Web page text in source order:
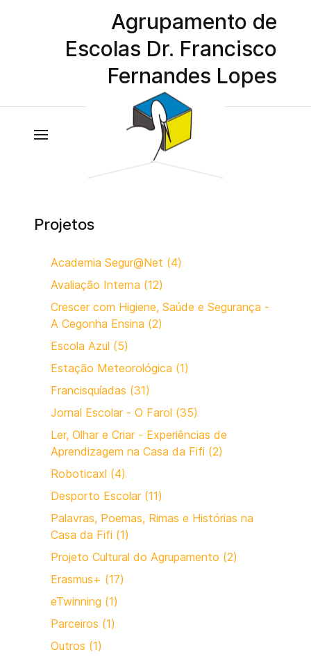
Agrupamento de
Escolas Dr. Francisco
Fernandes Lopes
Projetos
Academia Segur@Net (4)
Avaliação Interna (12)
Crescer com Higiene, Saúde e Segurança -
A Cegonha Ensina (2)
Escola Azul (5)
Estação Meteorológica (1)
Francisquíadas (31)
Jornal Escolar - O Farol (35)
Ler, Olhar e Criar - Experiências de
Aprendizagem na Casa da Fifi (2)
Roboticaxl (4)
Desporto Escolar (11)
Palavras, Poemas, Rimas e Histórias na
Casa da Fifi (1)
Projeto Cultural do Agrupamento (2)
Erasmus+ (17)
eTwinning (1)
Parceiros (1)
Outros (1)